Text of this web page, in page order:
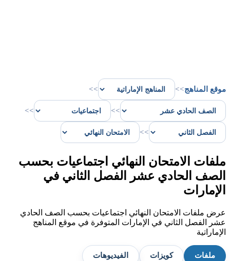
موقع المناهج>>
>>
>>
>>
>>
ملفات الامتحان النهائي اجتماعيات بحسب
الصف الحادي عشر الفصل الثاني في
الإمارات
عرض ملفات الامتحان النهائي اجتماعيات بحسب الصف الحادي
عشر الفصل الثاني في الإمارات المتوفرة في موقع المناهج
الإماراتية
ملفات كويزات الفيديوهات